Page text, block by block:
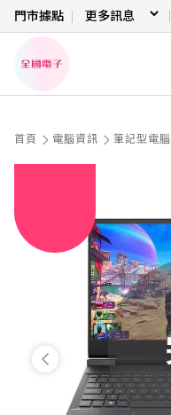
門市據點
首頁 電腦資訊 筆記型電腦